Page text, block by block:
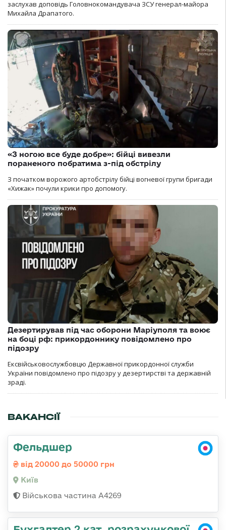
заслухав доповідь Головнокомандувача ЗСУ генерал-майора
Михайла Драпатого.
«З ногою все буде добре»: бійці вивезли
пораненого побратима з-під обстрілу
З початком ворожого артобстрілу бійці вогневої групи бригади
«Хижак» почули крики про допомогу.
Дезертирував під час оборони Маріуполя та воює
на боці рф: прикордоннику повідомлено про
підозру
Ексвійськовослужбовцю Державної прикордонної служби
України повідомлено про підозру у дезертирстві та державній
зраді.
ВАКАНСІЇ
Фельдшер
від 20000 до 50000 грн
Київ
Військова частина А4269